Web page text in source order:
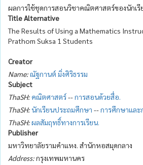
ผลการใช้ชุดการสอนวิชาคณิตศาสตร์ของนักเ
Title Alternative
The Results of Using a Mathematics
Prathom Suksa 1 Students
Creator
Name:ณัฐกานต์ มิ่งศิริธรรม
Subject
ThaSH: คณิตศาสตร์--การสอนด้วยสื่อ.
ThaSH:นักเรียนประถมศึกษา --การศึกษาและ
ThaSH:ผลสัมฤทธิ์ทางการเรียน.
Publisher
มหาวิทยาลัยรามคำแหง. สำนักหอสมุดกลาง
Address:กรุงเทพมหานคร